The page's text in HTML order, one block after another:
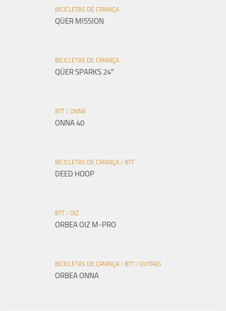
BICICLETAS DE CRIANÇA
QÜER MISSION
BICICLETAS DE CRIANÇA
QÜER SPARKS 24″
BTT/ ONNA
ONNA 40
BICICLETAS DE CRIANÇA / BTT
DEED HOOP
BTT/ OIZ
ORBEA OIZ M-PRO
BICICLETAS DE CRIANÇA / BTT/ OUTRAS
ORBEA ONNA